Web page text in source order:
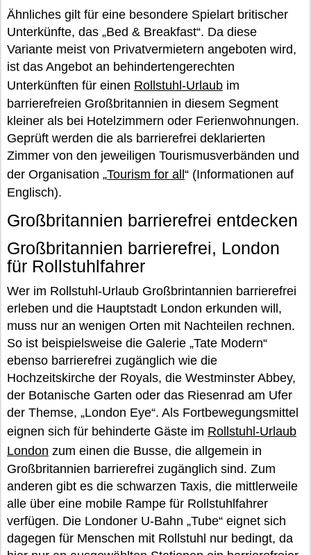
Ähnliches gilt für eine besondere Spielart britischer
Unterkünfte, das „Bed & Breakfast“. Da diese
Variante meist von Privatvermietern angeboten wird,
ist das Angebot an behindertengerechten
Unterkünften für einen Rollstuhl-Urlaub im
barrierefreien Großbritannien in diesem Segment
kleiner als bei Hotelzimmern oder Ferienwohnungen.
Geprüft werden die als barrierefrei deklarierten
Zimmer von den jeweiligen Tourismusverbänden und
der Organisation „Tourism for all “ (Informationen auf
Englisch).
Großbritannien barrierefrei entdecken
Großbritannien barrierefrei, London
für Rollstuhlfahrer
Wer im Rollstuhl-Urlaub Großbrintannien barrierefrei
erleben und die Hauptstadt London erkunden will,
muss nur an wenigen Orten mit Nachteilen rechnen.
So ist beispielsweise die Galerie „Tate Modern“
ebenso barrierefrei zugänglich wie die
Hochzeitskirche der Royals, die Westminster Abbey,
der Botanische Garten oder das Riesenrad am Ufer
der Themse, „London Eye“. Als Fortbewegungsmittel
eignen sich für behinderte Gäste im Rollstuhl-Urlaub
London zum einen die Busse, die allgemein in
Großbritannien barrierefrei zugänglich sind. Zum
anderen gibt es die schwarzen Taxis, die mittlerweile
alle über eine mobile Rampe für Rollstuhlfahrer
verfügen. Die Londoner U-Bahn „Tube“ eignet sich
dagegen für Menschen mit Rollstuhl nur bedingt, da